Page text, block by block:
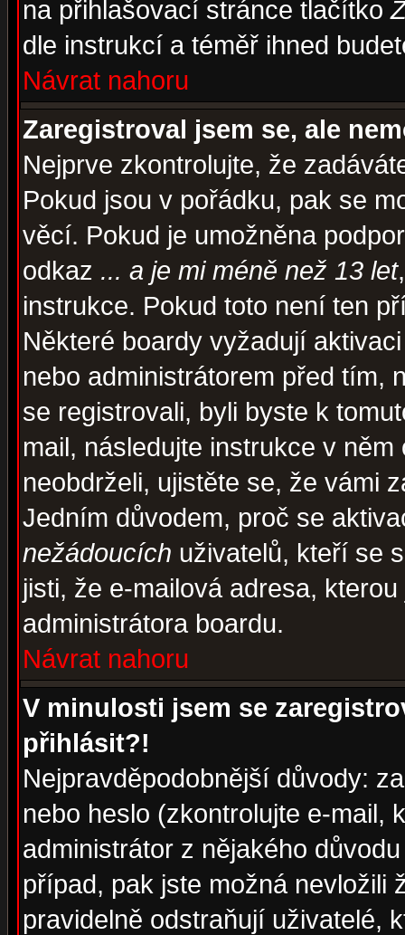
na přihlašovací stránce tlačítko
dle instrukcí a téměř ihned
Návrat nahoru
Zaregistroval jsem se, ale
Nejprve zkontrolujte, že
Pokud jsou v pořádku, pak se
věcí. Pokud je umožněna
odkaz ... a je mi méně než 13 let
instrukce. Pokud toto není ten
Některé boardy vyžadují
nebo administrátorem před tím,
se registrovali, byli byste k
mail, následujte instrukce v
neobdrželi, ujistěte se, že vámi
Jedním důvodem, proč se
nežádoucích uživatelů, kteří se
jisti, že e-mailová adresa,
administrátora boardu.
Návrat nahoru
V minulosti jsem se
přihlásit?!
Nejpravděpodobnější důvody:
nebo heslo (zkontrolujte e-mail,
administrátor z nějakého
případ, pak jste možná nevložili
pravidelně odstraňují uživatelé,